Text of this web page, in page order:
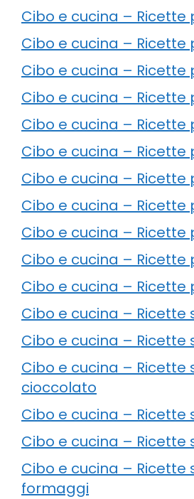
Cibo e cucina – Ricette
Cibo e cucina – Ricette
Cibo e cucina – Ricette
Cibo e cucina – Ricette
Cibo e cucina – Ricette
Cibo e cucina – Ricette
Cibo e cucina – Ricette
Cibo e cucina – Ricette
Cibo e cucina – Ricette
Cibo e cucina – Ricette
Cibo e cucina – Ricette
Cibo e cucina – Ricette
Cibo e cucina – Ricette
Cibo e cucina – Ricette
cioccolato
Cibo e cucina – Ricette
Cibo e cucina – Ricette
Cibo e cucina – Ricette
formaggi